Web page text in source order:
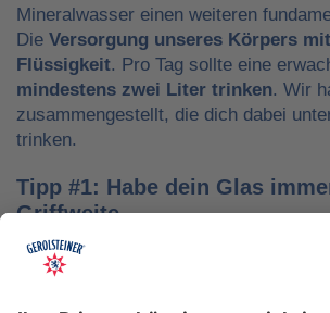
Mineralwasser einen weiteren
Die Versorgung unseres Körpers
Flüssigkeit. Pro Tag sollte eine
mindestens zwei Liter trinken. Wir
zusammengestellt, die dich dabei
trinken.
Tipp #1: Habe dein Glas
Griffweite
Ob bei der Arbeit oder während der